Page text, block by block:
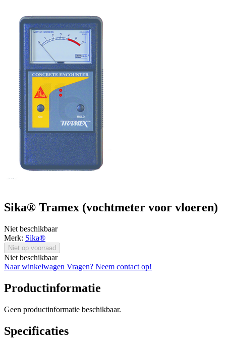
Sika® Tramex (vochtmeter voor vloeren)
Niet beschikbaar
Merk: Sika®
Niet op voorraad
Niet beschikbaar
Naar winkelwagen Vragen? Neem contact op!
Productinformatie
Geen productinformatie beschikbaar.
Specificaties